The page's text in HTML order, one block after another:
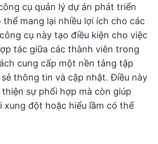
cụ quản lý dự án phát triển
thể mang lại nhiều lợi ích cho các
cụ này tạo điều kiện cho việc
tác giữa các thành viên trong
cung cấp một nền tảng tập
thông tin và cập nhật. Điều này
sự phối hợp mà còn giúp
xung đột hoặc hiểu lầm có thể